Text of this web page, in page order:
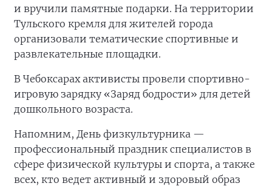
и вручили памятные подарки. На территории
Тульского кремля для жителей города
организовали тематические спортивные и
развлекательные площадки.
В Чебоксарах активисты провели спортивно-
игровую зарядку «Заряд бодрости» для детей
дошкольного возраста.
Напомним, День физкультурника —
профессиональный праздник специалистов в
сфере физической культуры и спорта, а также
всех, кто ведет активный и здоровый образ